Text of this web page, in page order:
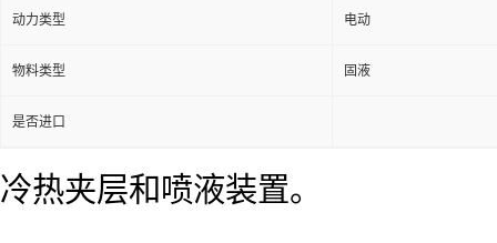
动力类型 电动
物料类型 固液
是否进口
冷热夹层和喷液装置。